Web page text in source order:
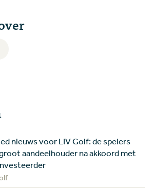
nieuws voor LIV Golf: de spelers
aandeelhouder na akkoord met